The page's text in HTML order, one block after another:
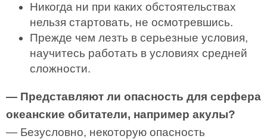
Никогда ни при каких обстоятельствах
нельзя стартовать, не осмотревшись.
Прежде чем лезть в серьезные условия,
научитесь работать в условиях средней
сложности.
— Представляют ли опасность для серфера
океанские обитатели, например акулы?
— Безусловно, некоторую опасность